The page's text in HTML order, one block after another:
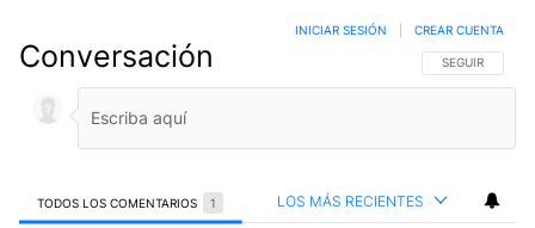
Conversación SIGA ESTA
SEGUIR
INICIAR SESIÓN CREAR CUENTA
TODOS LOS COMENTARIOS 1 LOS MÁS RECIENTES